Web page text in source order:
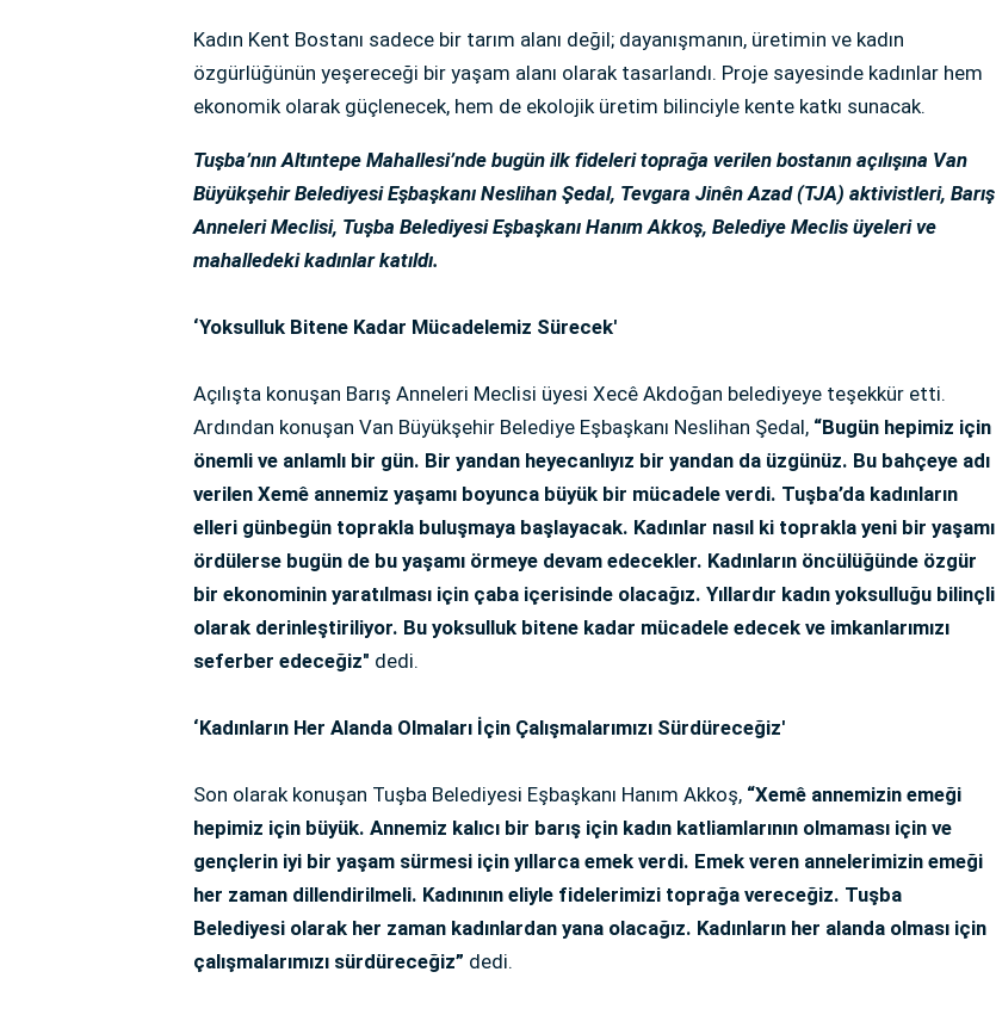
Kadın Kent Bostanı sadece bir tarım alanı değil; dayanışmanın, üretimin ve kadın
özgürlüğünün yeşereceği bir yaşam alanı olarak tasarlandı. Proje sayesinde kadınlar hem
ekonomik olarak güçlenecek, hem de ekolojik üretim bilinciyle kente katkı sunacak.
Tuşba’nın Altıntepe Mahallesi’nde bugün ilk fideleri toprağa verilen bostanın açılışına Van
Büyükşehir Belediyesi Eşbaşkanı Neslihan Şedal, Tevgara Jinên Azad (TJA) aktivistleri, Barış
Anneleri Meclisi, Tuşba Belediyesi Eşbaşkanı Hanım Akkoş, Belediye Meclis üyeleri ve
mahalledeki kadınlar katıldı.
‘Yoksulluk Bitene Kadar Mücadelemiz Sürecek'
Açılışta konuşan Barış Anneleri Meclisi üyesi Xecê Akdoğan belediyeye teşekkür etti.
Ardından konuşan Van Büyükşehir Belediye Eşbaşkanı Neslihan Şedal, “Bugün hepimiz için
önemli ve anlamlı bir gün. Bir yandan heyecanlıyız bir yandan da üzgünüz. Bu bahçeye adı
verilen Xemê annemiz yaşamı boyunca büyük bir mücadele verdi. Tuşba’da kadınların
elleri günbegün toprakla buluşmaya başlayacak. Kadınlar nasıl ki toprakla yeni bir yaşamı
ördülerse bugün de bu yaşamı örmeye devam edecekler. Kadınların öncülüğünde özgür
bir ekonominin yaratılması için çaba içerisinde olacağız. Yıllardır kadın yoksulluğu bilinçli
olarak derinleştiriliyor. Bu yoksulluk bitene kadar mücadele edecek ve imkanlarımızı
seferber edeceğiz" dedi.
‘Kadınların Her Alanda Olmaları İçin Çalışmalarımızı Sürdüreceğiz'
Son olarak konuşan Tuşba Belediyesi Eşbaşkanı Hanım Akkoş, “Xemê annemizin emeği
hepimiz için büyük. Annemiz kalıcı bir barış için kadın katliamlarının olmaması için ve
gençlerin iyi bir yaşam sürmesi için yıllarca emek verdi. Emek veren annelerimizin emeği
her zaman dillendirilmeli. Kadınının eliyle fidelerimizi toprağa vereceğiz. Tuşba
Belediyesi olarak her zaman kadınlardan yana olacağız. Kadınların her alanda olması için
çalışmalarımızı sürdüreceğiz” dedi.